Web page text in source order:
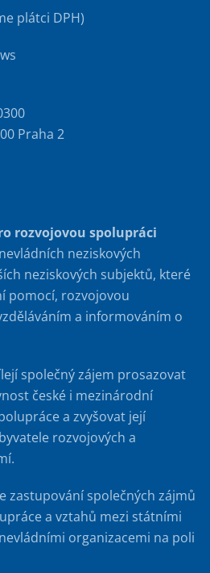
plátci DPH)
Praha 2
rozvojovou spolupráci
neziskových
neziskových subjektů, které
pomocí, rozvojovou
a informováním o
společný zájem prosazovat
české i mezinárodní
a zvyšovat její
rozvojových a
zastupování společných zájmů
a vztahů mezi státními
organizacemi na poli